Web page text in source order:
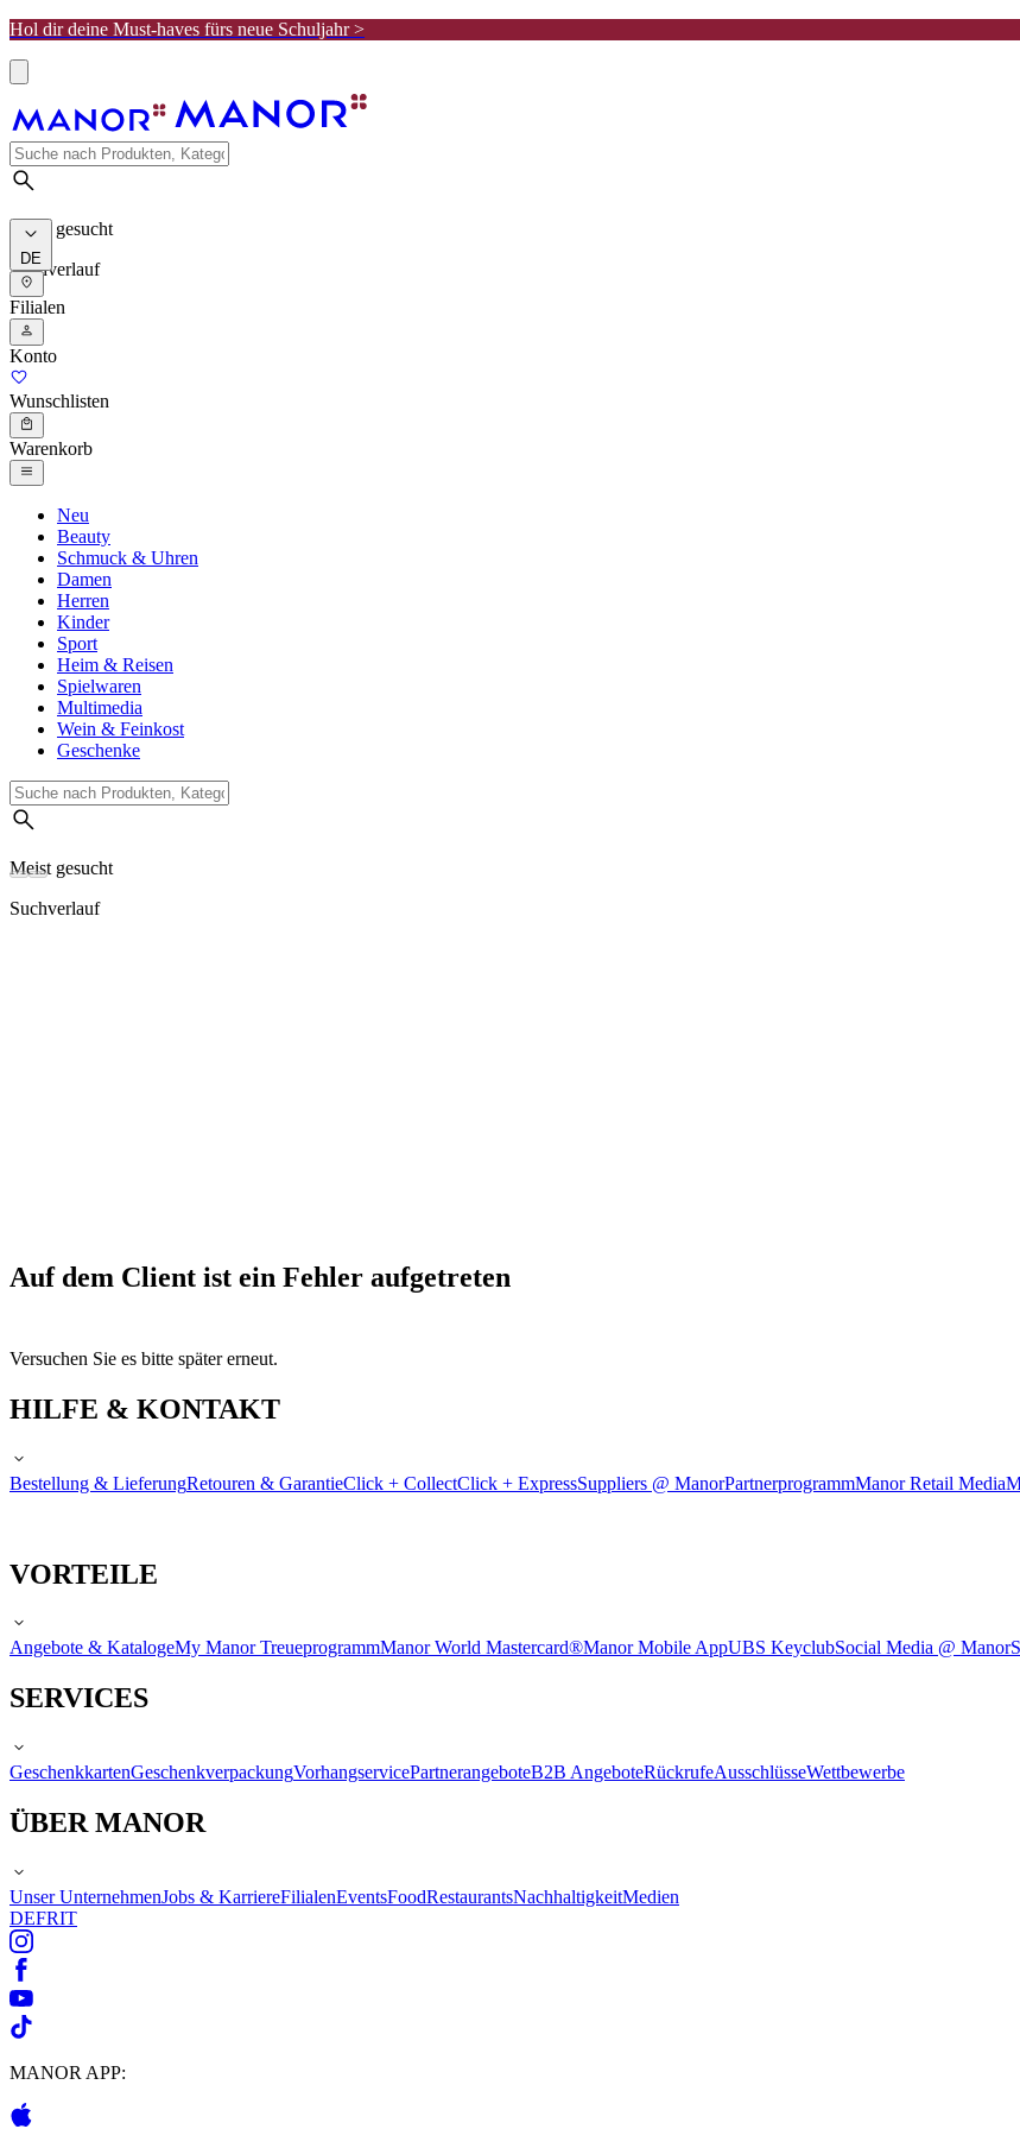
Hol dir deine Must-haves fürs neue Schuljahr >
Meist gesucht
Suchverlauf
DE
Filialen
Konto
Wunschlisten
Warenkorb
Neu
Beauty
Schmuck & Uhren
Damen
Herren
Kinder
Sport
Heim & Reisen
Spielwaren
Multimedia
Wein & Feinkost
Geschenke
Meist gesucht
Suchverlauf
Auf dem Client ist ein Fehler aufgetreten
Versuchen Sie es bitte später erneut.
HILFE & KONTAKT
Bestellung & LieferungRetouren & GarantieClick + CollectClick + ExpressSuppliers @ ManorPartnerprogrammManor Retail Media
VORTEILE
Angebote & KatalogeMy Manor TreueprogrammManor World Mastercard®Manor Mobile AppUBS KeyclubSocial Media @ Manor
SERVICES
GeschenkkartenGeschenkverpackungVorhangservicePartnerangeboteB2B AngeboteRückrufeAusschlüsseWettbewerbe
ÜBER MANOR
Unser UnternehmenJobs & KarriereFilialenEventsFoodRestaurantsNachhaltigkeitMedien
DEFRIT
MANOR APP: